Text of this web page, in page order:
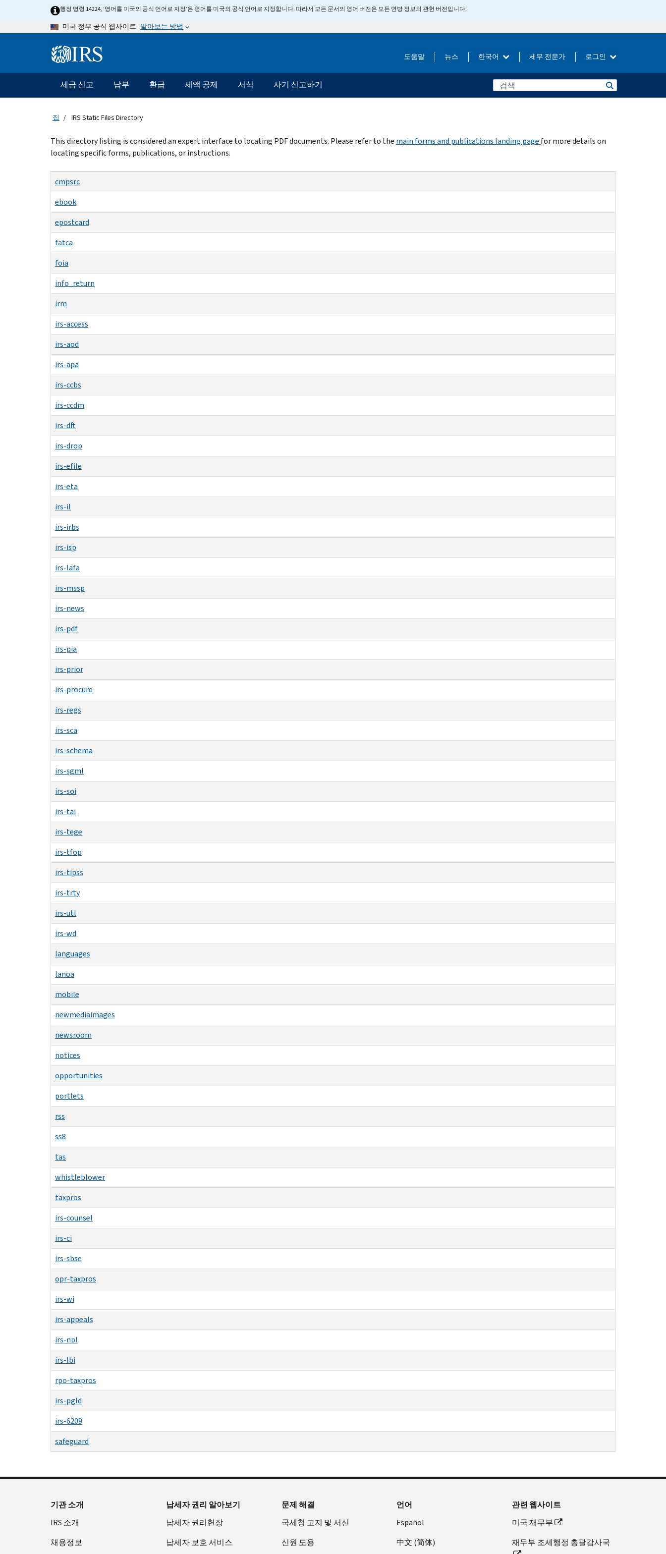
행정 명령 14224, ‘영어를 미국의 공식 언어로 지정’은 영어를 미국의 공식 언어로 지정합니다. 따라서 모든 문서의 영어 버전은 모든 연방 정보의 관헌 버전입니다.
미국 정부 공식 웹사이트 알아보는 방법
Information 도움말 뉴스 한국어 세무 전문가 로그인
메
인
네
게
이
바
세금 신고 납부 환급 세액 공제 서식 사기 신고하기
집 IRS Static Files Directory
Beginning
of
This directory listing is considered an expert interface to locating PDF documents. Please refer to the main forms and publications landing page for more details on
locating specific forms, publications, or instructions.
cmpsrc
ebook
epostcard
fatca
foia
info_return
irm
irs-access
irs-aod
irs-apa
irs-ccbs
irs-ccdm
irs-dft
irs-drop
irs-efile
irs-eta
irs-il
irs-irbs
irs-isp
irs-lafa
irs-mssp
irs-news
irs-pdf
irs-pia
irs-prior
irs-procure
irs-regs
irs-sca
irs-schema
irs-sgml
irs-soi
irs-tai
irs-tege
irs-tfop
irs-tipss
irs-trty
irs-utl
irs-wd
languages
lanoa
mobile
newmediaimages
newsroom
notices
opportunities
portlets
rss
ss8
tas
whistleblower
taxpros
irs-counsel
irs-ci
irs-sbse
opr-taxpros
irs-wi
irs-appeals
irs-npl
irs-lbi
rpo-taxpros
irs-pgld
irs-6209
safeguard
기관 소개
IRS 소개
채용정보
납세자 권리 알아보기
납세자 권리헌장
납세자 보호 서비스
문제 해결
국세청 고지 및 서신
신원 도용
언어
Español
中文 (简体)
관련 웹사이트
미국 재무부
재무부 조세행정 총괄감사국